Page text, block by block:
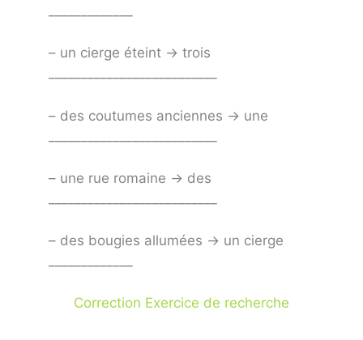
– un cierge éteint -> trois
– des coutumes anciennes -> une
– une rue romaine -> des
– des bougies allumées -> un cierge
Correction Exercice de recherche